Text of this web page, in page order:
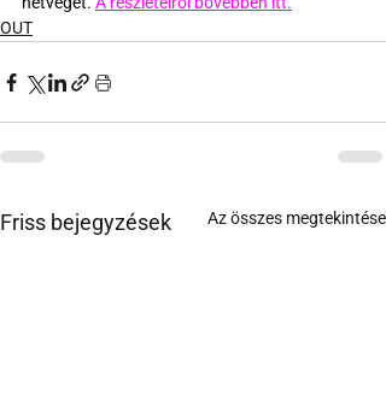
OUT
Friss bejegyzések Az összes megtekintése